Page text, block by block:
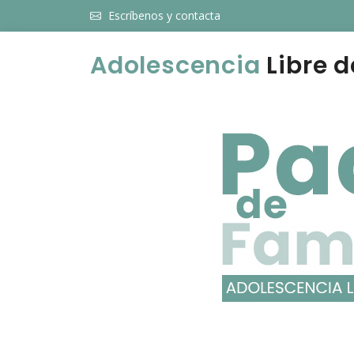
Escríbenos y contacta
Adolescencia Libre